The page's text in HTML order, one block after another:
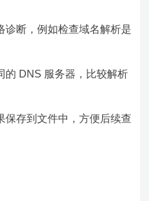
诊断，例如检查域名解析是
的 DNS 服务器，比较解析
保存到文件中，方便后续查